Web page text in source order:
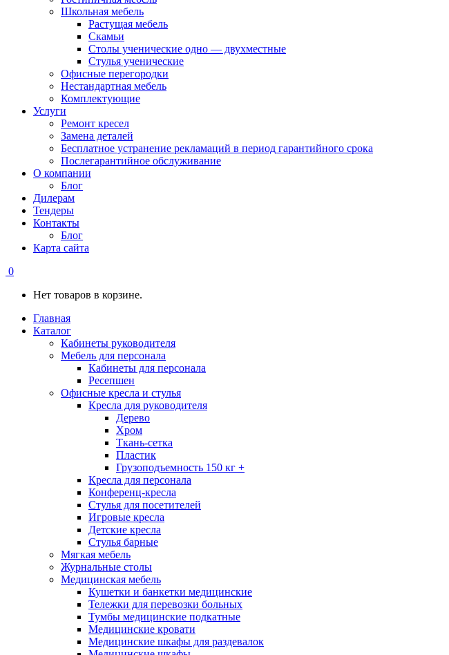
Школьная мебель
Растущая мебель
Скамьи
Столы ученические одно — двухместные
Стулья ученические
Офисные перегородки
Нестандартная мебель
Комплектующие
Услуги
Ремонт кресел
Замена деталей
Бесплатное устранение рекламаций в период гарантийного срока
Послегарантийное обслуживание
О компании
Блог
Дилерам
Тендеры
Контакты
Блог
Карта сайта
0
Нет товаров в корзине.
Главная
Каталог
Кабинеты руководителя
Мебель для персонала
Кабинеты для персонала
Ресепшен
Офисные кресла и стулья
Кресла для руководителя
Дерево
Хром
Ткань-сетка
Пластик
Грузоподъемность 150 кг +
Кресла для персонала
Конференц-кресла
Стулья для посетителей
Игровые кресла
Детские кресла
Стулья барные
Мягкая мебель
Журнальные столы
Медицинская мебель
Кушетки и банкетки медицинские
Тележки для перевозки больных
Тумбы медицинские подкатные
Медицинские кровати
Медицинские шкафы для раздевалок